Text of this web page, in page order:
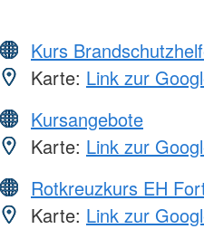
Kurs
Karte: Link zur
Kursangebote
Karte: Link zur
Rotkreuzkurs EH
Karte: Link zur